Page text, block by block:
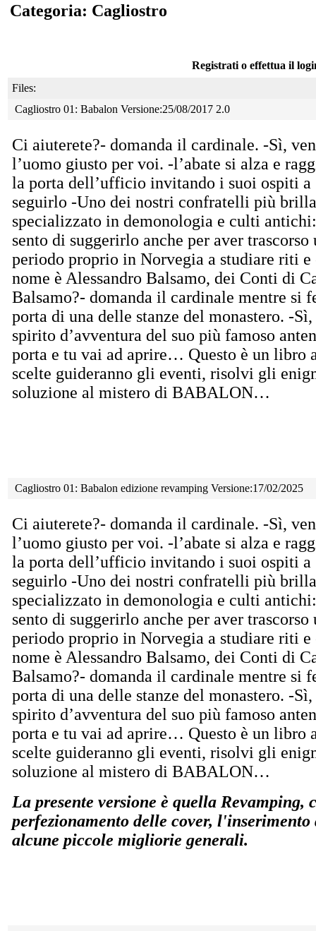
Categoria: Cagliostro
Registrati o effettua il
Files:
Cagliostro 01: Babalon Versione:25/08/2017 2.0
Ci aiuterete?- domanda il cardinale. -Sì,
l’uomo giusto per voi. -l’abate si alza e
la porta dell’ufficio invitando i suoi ospiti a
seguirlo -Uno dei nostri confratelli più
specializzato in demonologia e culti
sento di suggerirlo anche per aver trascorso
periodo proprio in Norvegia a studiare riti
nome è Alessandro Balsamo, dei Conti di
Balsamo?- domanda il cardinale mentre si
porta di una delle stanze del monastero. -Sì,
spirito d’avventura del suo più famoso
porta e tu vai ad aprire… Questo è un libro
scelte guideranno gli eventi, risolvi gli
soluzione al mistero di BABALON…
Cagliostro 01: Babalon edizione revamping Versione:17/02/2025
Ci aiuterete?- domanda il cardinale. -Sì,
l’uomo giusto per voi. -l’abate si alza e
la porta dell’ufficio invitando i suoi ospiti a
seguirlo -Uno dei nostri confratelli più
specializzato in demonologia e culti
sento di suggerirlo anche per aver trascorso
periodo proprio in Norvegia a studiare riti
nome è Alessandro Balsamo, dei Conti di
Balsamo?- domanda il cardinale mentre si
porta di una delle stanze del monastero. -Sì,
spirito d’avventura del suo più famoso
porta e tu vai ad aprire… Questo è un libro
scelte guideranno gli eventi, risolvi gli
soluzione al mistero di BABALON…
La presente versione è quella Revamping,
perfezionamento delle cover,
alcune piccole migliorie generali.